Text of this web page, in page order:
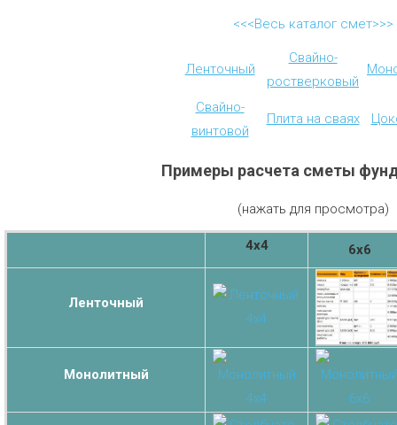
<<<Весь каталог смет>>>
Ленточный
Свайно-
ростверковый
Свайно-
винтовой
Плита на сваях
Примеры расчета сметы
(нажать для просмотра)
4х4 6х6
Ленточный
Монолитный